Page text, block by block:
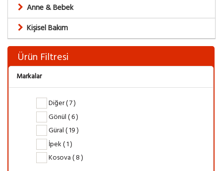
Anne & Bebek
Kişisel Bakım
Ürün Filtresi
Markalar
Diğer ( 7 )
Gönül ( 6 )
Güral ( 19 )
İpek ( 1 )
Kosova ( 8 )